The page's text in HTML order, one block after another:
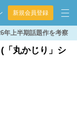
新規会員登録
年上半期話題作を考察
「丸かじり」シ